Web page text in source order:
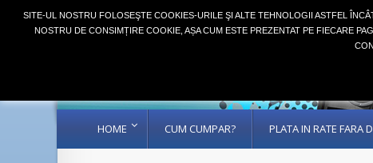
HOME CUM CUMPAR? PLATA IN RATE FARA
SITE-UL NOSTRU FOLOSEŞTE COOKIES-URILE ŞI ALTE TEHNOLOGII ASTFEL
NOSTRU DE CONSIMȚIRE COOKIE, AȘA CUM ESTE PREZENTAT PE FIECARE